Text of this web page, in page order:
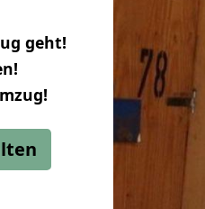
geht!